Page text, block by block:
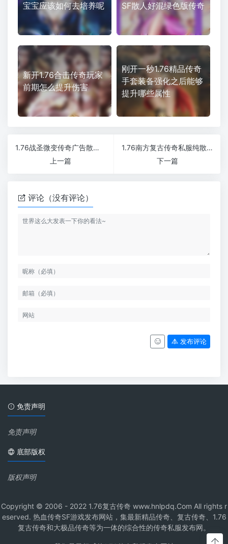
宝宝应该如何去培养呢
SF散人好混绿色版传奇
新开1.76合击传奇玩家
前期怎么提升伤害
刚开一秒1.76精品传奇
手套装备强化之后能够
提升哪些属性
1.76战圣微变传奇广告散人服
上一篇
1.76南方复古传奇私服纯散人服
下一篇
评论（没有评论）
发布评论
免责声明
免责声明
底部版权
版权声明
Copyright © 2006 - 2022 1.76复古传奇 www.hnlpdq.Com All rights r
eserved. 热血传奇SF游戏发布网站，集最新精品传奇、复古传奇、1.76
复古传奇和大极品传奇等为一体的综合性的传奇私服发布网。